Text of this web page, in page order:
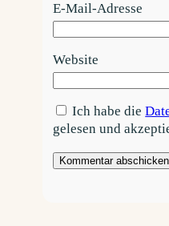
E-Mail-Adresse
Website
Ich habe die
gelesen und